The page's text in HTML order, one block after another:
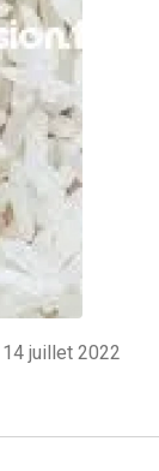
14 juillet 2022